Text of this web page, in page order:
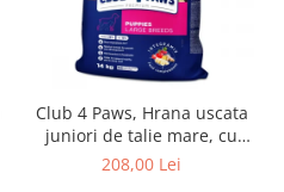
Club 4 Paws, Hrana uscata
juniori de talie mare, cu
pui, 14kg
208,00 Lei